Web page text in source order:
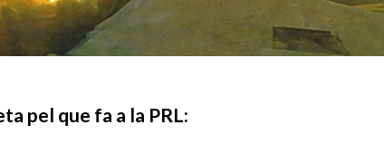
pel que fa a la PRL: